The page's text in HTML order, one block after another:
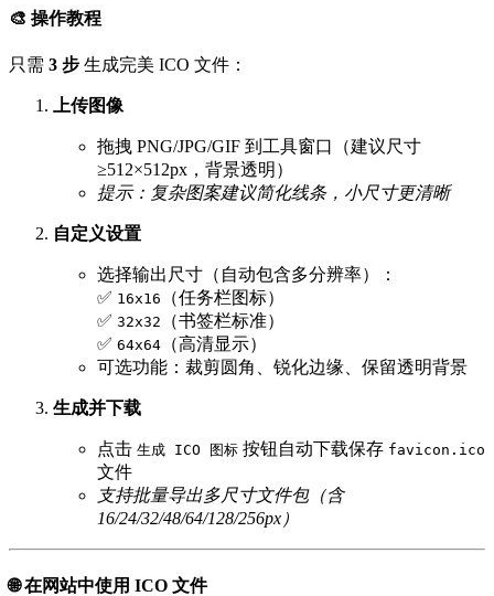
🎨 操作教程
只需 3 步 生成完美 ICO 文件：
上传图像
拖拽 PNG/JPG/GIF 到工具窗口（建议尺寸
≥512×512px，背景透明）
提示：复杂图案建议简化线条，小尺寸更清晰
自定义设置
选择输出尺寸（自动包含多分辨率）：
✅ 16x16
（任务栏图标）
✅ 32x32
（书签栏标准）
✅ 64x64 （高清显示）
可选功能：裁剪圆角、锐化边缘、保留透明背景
生成并下载
点击 生成 ICO 图标 按钮自动下载保存 favicon.ico
文件
支持批量导出多尺寸文件包（含
16/24/32/48/64/128/256px）
🌐 在网站中使用 ICO 文件